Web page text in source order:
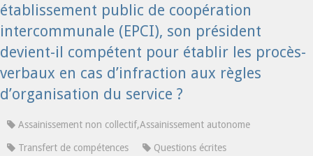
établissement public de coopération
intercommunale (EPCI), son président
devient-il compétent pour établir les procès-
verbaux en cas d’infraction aux règles
d’organisation du service ?
Assainissement non collectif,Assainissement autonome
Transfert de compétences
Questions écrites